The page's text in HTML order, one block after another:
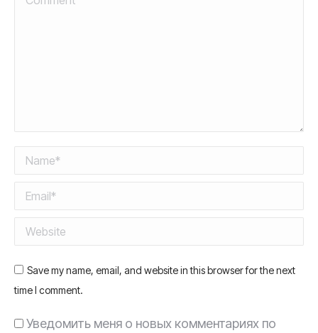
Name *
Email *
Website
Save my name, email, and website in this browser for the next
time I comment.
Уведомить меня о новых комментариях по